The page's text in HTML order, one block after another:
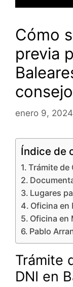
Cómo
previa
enero 9, 2024
Índice de
Trámite de
Lugares
Oficina en
Oficina en
Pablo
Trámite
DNI en